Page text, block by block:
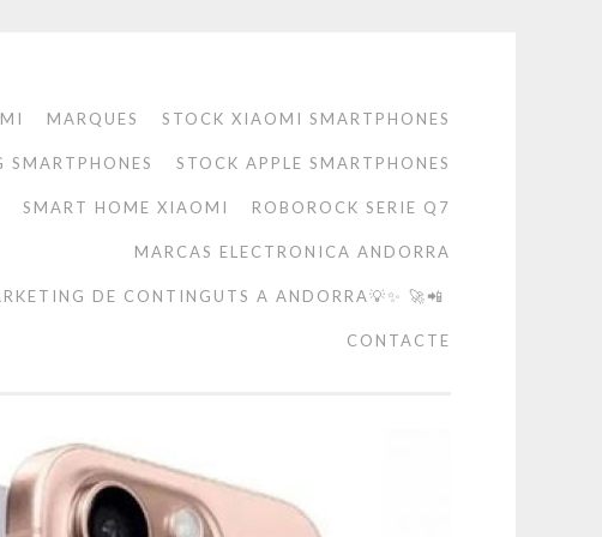
MARQUES STOCK XIAOMI SMARTPHONES
SMARTPHONES STOCK APPLE SMARTPHONES
SMART HOME XIAOMI ROBOROCK SERIE Q7
MARCAS ELECTRONICA ANDORRA
DE CONTINGUTS A ANDORRA💡✨ 🚀📲
CONTACTE